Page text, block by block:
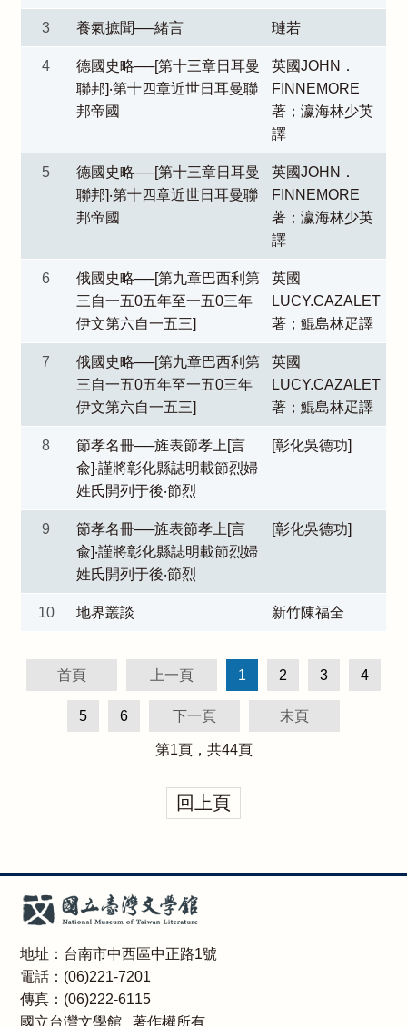
3 養氣摭聞──緒言 璉若
4
德國史略──[第十三章日耳曼
聯邦]‧第十四章近世日耳曼聯
邦帝國
英國JOHN．
FINNEMORE
著；瀛海林少英
譯
5
德國史略──[第十三章日耳曼
聯邦]‧第十四章近世日耳曼聯
邦帝國
英國JOHN．
FINNEMORE
著；瀛海林少英
譯
6
俄國史略──[第九章巴西利第
三自一五0五年至一五0三年
伊文第六自一五三]
英國
LUCY.CAZALET
著；鯤島林疋譯
7
俄國史略──[第九章巴西利第
三自一五0五年至一五0三年
伊文第六自一五三]
英國
LUCY.CAZALET
著；鯤島林疋譯
8
節孝名冊──旌表節孝上[言
兪]‧謹將彰化縣誌明載節烈婦
姓氏開列于後‧節烈
[彰化吳德功]
9
節孝名冊──旌表節孝上[言
兪]‧謹將彰化縣誌明載節烈婦
姓氏開列于後‧節烈
[彰化吳德功]
10 地界叢談 新竹陳福全
首頁 上一頁 1 2 3 4
5 6 下一頁 末頁
第1頁，共44頁
回上頁
地址：台南市中西區中正路1號
電話：(06)221-7201
傳真：(06)222-6115
國立台灣文學館 著作權所有